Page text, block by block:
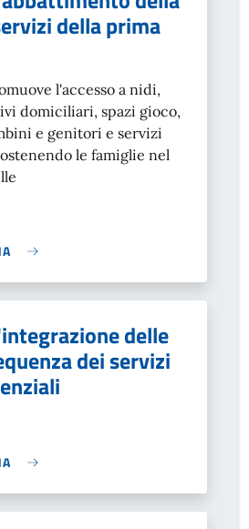
della prima
l'accesso a nidi,
domiciliari, spazi gioco,
e genitori e servizi
le famiglie nel
delle
dei servizi